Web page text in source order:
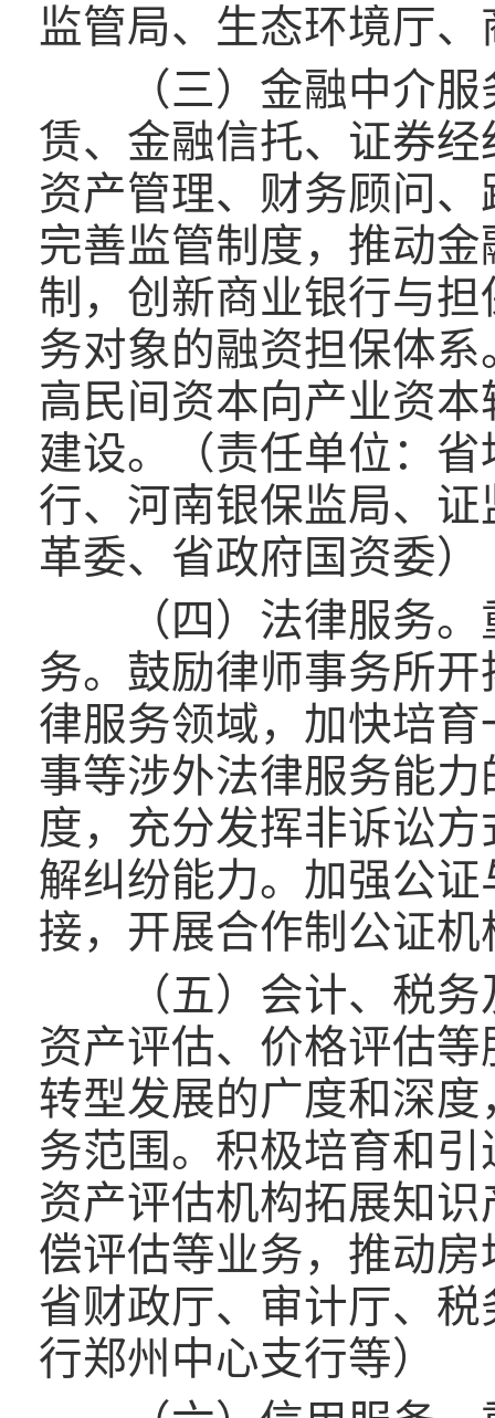
监管局、生态环境厅
（三）金融中介服
赁、金融信托、证券
资产管理、财务顾问
完善监管制度，推动
制，创新商业银行与
务对象的融资担保体
高民间资本向产业资
建设。（责任单位：
行、河南银保监局、
革委、省政府国资委）
（四）法律服务。
务。鼓励律师事务所
律服务领域，加快培
事等涉外法律服务能
度，充分发挥非诉讼
解纠纷能力。加强公
接，开展合作制公证
（五）会计、税务
资产评估、价格评估
转型发展的广度和深
务范围。积极培育和
资产评估机构拓展知
偿评估等业务，推动
省财政厅、审计厅、
行郑州中心支行等）